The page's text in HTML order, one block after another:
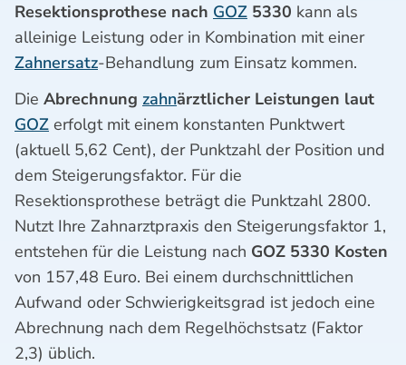
Resektionsprothese nach GOZ 5330 kann als
alleinige Leistung oder in Kombination mit einer
Zahnersatz-Behandlung zum Einsatz kommen.
Die Abrechnung zahnärztlicher Leistungen laut
GOZ erfolgt mit einem konstanten Punktwert
(aktuell 5,62 Cent), der Punktzahl der Position und
dem Steigerungsfaktor. Für die
Resektionsprothese beträgt die Punktzahl 2800.
Nutzt Ihre Zahnarztpraxis den Steigerungsfaktor 1,
entstehen für die Leistung nach GOZ 5330 Kosten
von 157,48 Euro. Bei einem durchschnittlichen
Aufwand oder Schwierigkeitsgrad ist jedoch eine
Abrechnung nach dem Regelhöchstsatz (Faktor
2,3) üblich.